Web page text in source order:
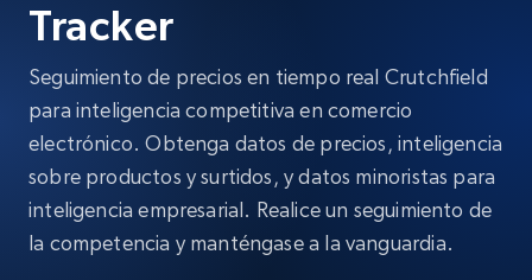
Tracker
Seguimiento de precios en tiempo real Crutchfield
para inteligencia competitiva en comercio
electrónico. Obtenga datos de precios, inteligencia
sobre productos y surtidos, y datos minoristas para
inteligencia empresarial. Realice un seguimiento de
la competencia y manténgase a la vanguardia.